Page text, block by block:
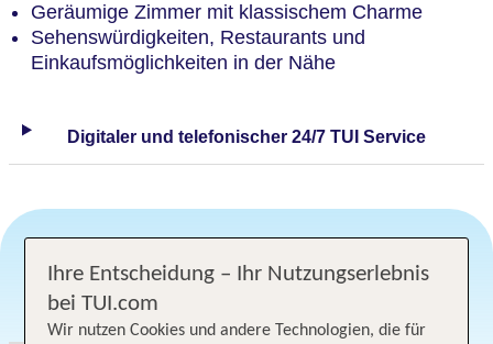
Geräumige Zimmer mit klassischem Charme
Sehenswürdigkeiten, Restaurants und
Einkaufsmöglichkeiten in der Nähe
Digitaler und telefonischer 24/7 TUI Service
Angebotsauswahl
Ihre Entscheidung – Ihr Nutzungserlebnis
bei TUI.com
Wir nutzen Cookies und andere Technologien, die für